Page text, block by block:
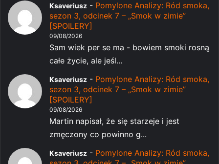
Ksaveriusz - Pomylone Analizy: Ród smoka,
sezon 3, odcinek 7 – „Smok w zimie”
[SPOILERY]
09/08/2026
Sam wiek per se ma - bowiem smoki rosną
całe życie, ale jeśl...
Ksaveriusz - Pomylone Analizy: Ród smoka,
sezon 3, odcinek 7 – „Smok w zimie”
[SPOILERY]
09/08/2026
Martin napisał, że się starzeje i jest
zmęczony co powinno g...
Ksaveriusz - Pomylone Analizy: Ród smoka,